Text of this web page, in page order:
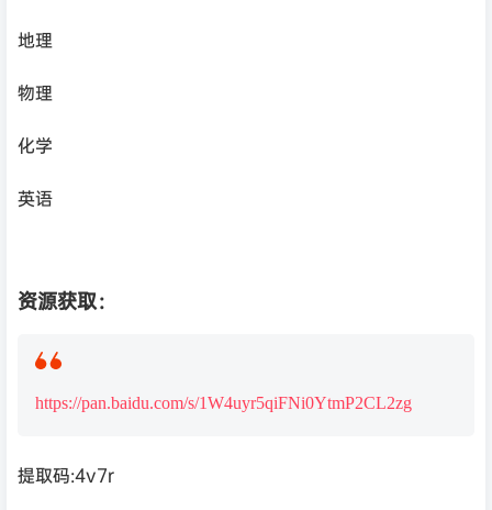
地理
物理
化学
英语
资源获取：
https://pan.baidu.com/s/1W4uyr5qiFNi0YtmP2CL2zg
提取码:4v7r